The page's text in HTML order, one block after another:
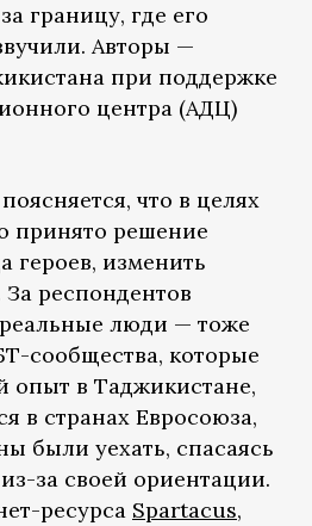
границу, где его
Авторы —
при поддержке
центра (АДЦ)
что в целях
принято решение
героев, изменить
респондентов
реальные люди — тоже
сообщества, которые
опыт в Таджикистане,
в странах Евросоюза,
были уехать, спасаясь
за своей ориентации.
ресурса Spartacus,